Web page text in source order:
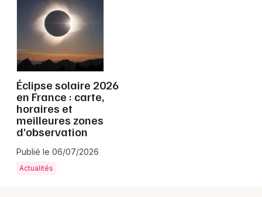
Sports
Soirées
Sorties famille
Expos
Sorties & loisirs
Rhône-Alpes
Paris
Strasbourg
Toulouse
Toutes les villes
Éclipse solaire 2026
en France : carte,
horaires et
meilleures zones
d’observation
Publié le 06/07/2026
Actualités